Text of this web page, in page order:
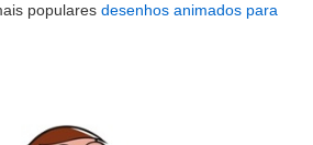
populares desenhos animados para